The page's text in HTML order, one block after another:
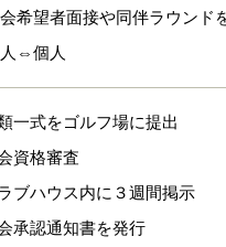
会希望者面接や同伴ラウンド
人⇔個人
一式をゴルフ場に提出
資格審査
ブハウス内に３週間掲示
承認通知書を発行